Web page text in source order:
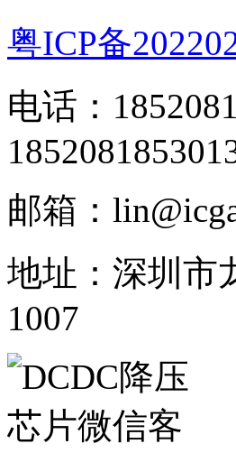
粤ICP备
电话：
18520818530
邮箱：
地址：深圳市
1007